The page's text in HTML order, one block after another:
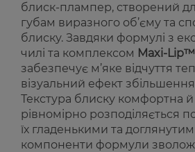
блиск-плампер, створений
губам виразного об’єму та
блиску. Завдяки формулі з
чилі та комплексом Maxi-Lip™
забезпечує м’яке відчуття
візуальний ефект
Текстура блиску комфортна
рівномірно розподіляється
їх гладенькими та
компоненти формули